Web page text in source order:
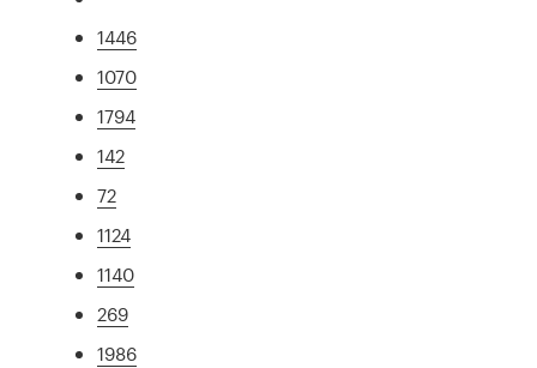
1446
1070
1794
142
72
1124
1140
269
1986